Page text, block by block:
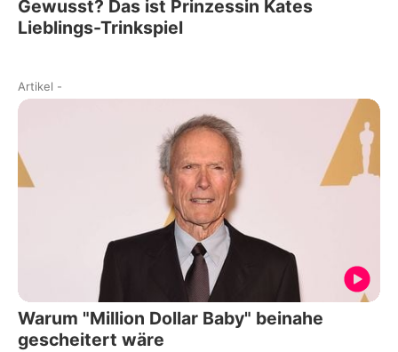
Gewusst? Das ist Prinzessin Kates
Lieblings-Trinkspiel
Artikel -
Warum "Million Dollar Baby" beinahe
gescheitert wäre